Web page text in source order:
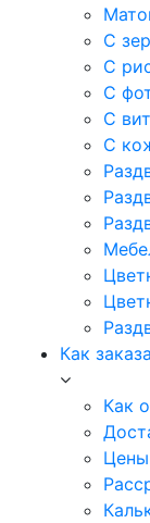
С
С
С
С
С
Как
Как
Цены